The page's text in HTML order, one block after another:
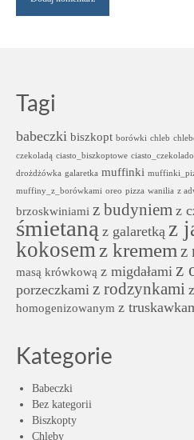
Tagi
babeczki biszkopt borówki chleb
czekoladą ciasto_biszkoptowe
drożdżówka galaretka muffinki
muffiny_z_borówkami oreo pizza wanilia z
brzoskwiniami z budyniem z
śmietaną z galaretką z
kokosem z kremem z
masą krówkową z migdałami z
porzeczkami z rodzynkami
homogenizowanym z
Kategorie
Babeczki
Bez kategorii
Biszkopty
Chleby